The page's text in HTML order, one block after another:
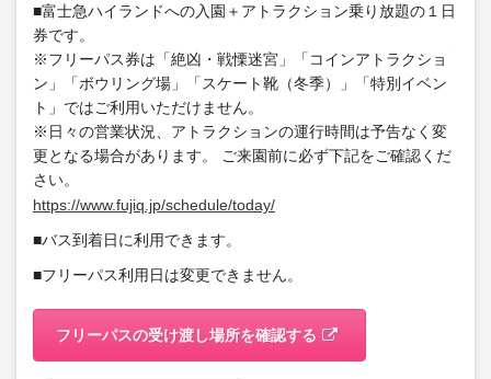
■富士急ハイランドへの入園＋アトラクション乗り放題の１日
券です。
※フリーパス券は「絶凶・戦慄迷宮」「コインアトラクショ
ン」「ボウリング場」「スケート靴（冬季）」「特別イベン
ト」ではご利用いただけません。
※日々の営業状況、アトラクションの運行時間は予告なく変
更となる場合があります。 ご来園前に必ず下記をご確認くだ
さい。
https://www.fujiq.jp/schedule/today/
■バス到着日に利用できます。
■フリーパス利用日は変更できません。
フリーパスの受け渡し場所を確認する